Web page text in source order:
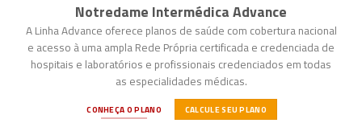
Notredame Intermédica Advance
A Linha Advance oferece planos de saúde com cobertura nacional
e acesso à uma ampla Rede Própria certificada e credenciada de
hospitais e laboratórios e profissionais credenciados em todas
as especialidades médicas.
CONHEÇA O PLANO CALCULE SEU PLANO